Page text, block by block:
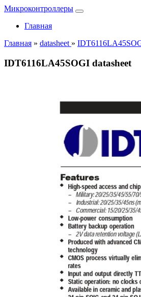
Микроконтроллеры
Главная
Главная » datasheet »
IDT6116LA45SOGI datasheet